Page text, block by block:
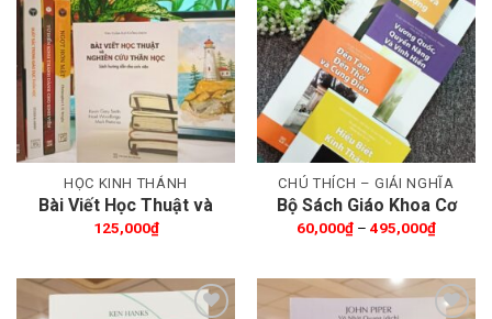
Thêm wishlist
HỌC KINH THÁNH
Bài Viết Học Thuật và
Nghiên Cứu Thần Học
125,000₫
Thêm wishlist
CHÚ THÍCH – GIẢI NGHĨA
Bộ Sách Giáo Khoa Cơ
Đốc Phục Vụ
60,000₫ – 495,000₫Khoảng
đến